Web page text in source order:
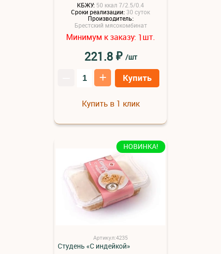
КБЖУ: 50 ккал 7/2.5/0.4
Сроки реализации: 30 суток
Производитель:
Брестский мясокомбинат
Минимум к заказу: 1шт.
221.8₽ /шт
+ Купить
Купить в 1 клик
НОВИНКА!
Артикул:4235
Студень «С индейкой»